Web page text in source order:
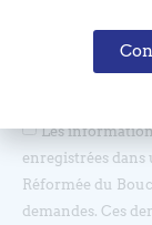
Les
enregistrées
Réformée du
demandes. Ces